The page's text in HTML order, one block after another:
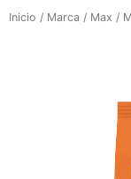
Inicio / Marca / Max /